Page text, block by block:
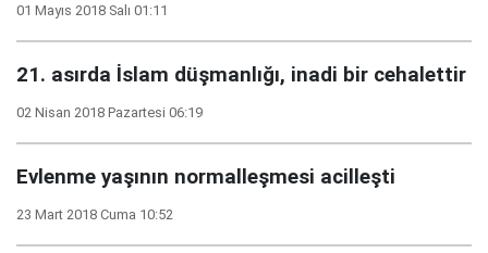
01 Mayıs 2018 Salı 01:11
21. asırda İslam düşmanlığı, inadi bir cehalettir
02 Nisan 2018 Pazartesi 06:19
Evlenme yaşının normalleşmesi acilleşti
23 Mart 2018 Cuma 10:52